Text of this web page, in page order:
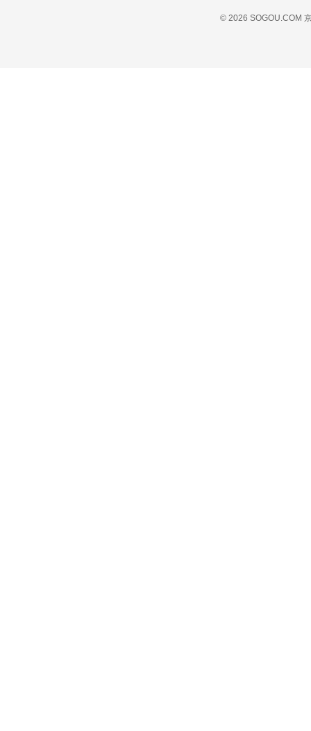
© 2026 SOGOU.COM